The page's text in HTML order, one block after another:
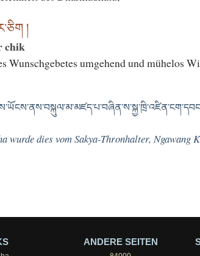
།
chik
Wunschgebetes umgehend und mühelos
wurde dies vom Sakya-Thronhalter, Ngawang
ANDERE SEITEN